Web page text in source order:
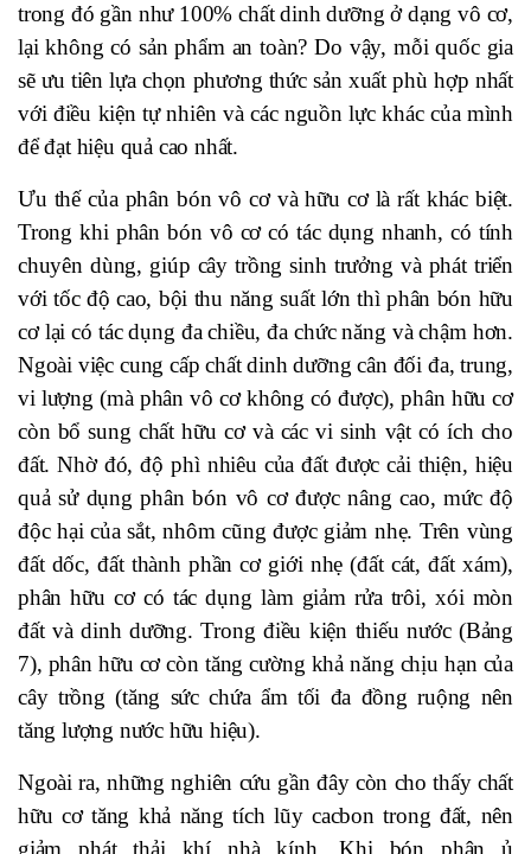
trong đó gần như 100% chất dinh dưỡng ở dạng vô cơ,
lại không có sản phẩm an toàn? Do vậy, mỗi quốc gia
sẽ ưu tiên lựa chọn phương thức sản xuất phù hợp nhất
với điều kiện tự nhiên và các nguồn lực khác của mình
để đạt hiệu quả cao nhất.
Ưu thế của phân bón vô cơ và hữu cơ là rất khác biệt.
Trong khi phân bón vô cơ có tác dụng nhanh, có tính
chuyên dùng, giúp cây trồng sinh trưởng và phát triển
với tốc độ cao, bội thu năng suất lớn thì phân bón hữu
cơ lại có tác dụng đa chiều, đa chức năng và chậm hơn.
Ngoài việc cung cấp chất dinh dưỡng cân đối đa, trung,
vi lượng (mà phân vô cơ không có được), phân hữu cơ
còn bổ sung chất hữu cơ và các vi sinh vật có ích cho
đất. Nhờ đó, độ phì nhiêu của đất được cải thiện, hiệu
quả sử dụng phân bón vô cơ được nâng cao, mức độ
độc hại của sắt, nhôm cũng được giảm nhẹ. Trên vùng
đất dốc, đất thành phần cơ giới nhẹ (đất cát, đất xám),
phân hữu cơ có tác dụng làm giảm rửa trôi, xói mòn
đất và dinh dưỡng. Trong điều kiện thiếu nước (Bảng
7), phân hữu cơ còn tăng cường khả năng chịu hạn của
cây trồng (tăng sức chứa ẩm tối đa đồng ruộng nên
tăng lượng nước hữu hiệu).
Ngoài ra, những nghiên cứu gần đây còn cho thấy chất
hữu cơ tăng khả năng tích lũy cacbon trong đất, nên
giảm phát thải khí nhà kính. Khi bón phân ủ